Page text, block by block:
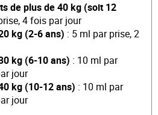
de plus de 40 kg (soit 12
4 fois par jour
kg (2-6 ans) : 5 ml par prise, 2
kg (6-10 ans) : 10 ml par
jour
kg (10-12 ans) : 10 ml par
jour